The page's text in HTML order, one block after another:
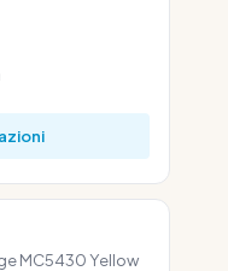
MC5430 Yellow